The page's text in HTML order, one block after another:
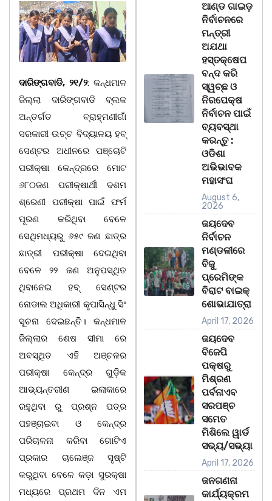
ଦାରିଙ୍ଗବାଡି, ୨୧/୨: କନ୍ଧମାଳ
ଜିଲ୍ଲା ଦାରିଙ୍ଗବାଡି ବ୍ଲକ
ଅନ୍ତର୍ଗତ ବ୍ରାହ୍ମଣୀଗାଁ
ସରକାରୀ ଉଚ୍ଚ ବିଦ୍ୟାଳୟ ହବ୍
ସେଣ୍ଟର ଅଧୀନରେ ପଞ୍ଚୋଟି
ପରୀକ୍ଷା କେନ୍ଦ୍ରରେ ମୋଟ
୬୮୦ଜଣ ପରୀକ୍ଷାର୍ଥୀ ଦଶମ
ଶ୍ରେଣୀ ପରୀକ୍ଷା ପାଇଁ ଫର୍ମ
ପୂରଣ କରିଥିବା ବେଳେ
ସେଥିମଧ୍ୟରୁ ୬୫୯ ଜଣ ଛାତ୍ର
ଛାତ୍ରୀ ପରୀକ୍ଷା ଦେଇଥିବା
ବେଳେ ୨୨ ଜଣ ଅନୁପସ୍ଥିତ
ଥିବାନେଇ ହବ୍ ସେଣ୍ଟର
ନୋଡାଲ ଅଧିକାରୀ କୃପାସିନ୍ଧୁ ସିଂ
ସୂଚନା ଦେଇଛନ୍ତି। କନ୍ଧମାଳ
ଜିଲ୍ଲାର ଶେଷ ସୀମା ରେ
ଅବସ୍ଥିତ ଏହି ଅଞ୍ଚଳର
ପରୀକ୍ଷା କେନ୍ଦ୍ର ଗୁଡ଼ିକ
ଆଭ୍ୟନ୍ତରୀଣ ଇଲାକାରେ
ରହୁଥିବା ରୁ ପ୍ରଶ୍ନ ପତ୍ର
ପହଞ୍ଚାଇବା ଓ କେନ୍ଦ୍ର
ପରିଚାଳନା କରିବା ଗୋଟିଏ
ପ୍ରକାର ଚାଲେଞ୍ଜ ସୃଷ୍ଟି
କରୁଥିବା ବେଳେ କଡ଼ା ସୁରକ୍ଷା
ମଧ୍ୟରେ ପ୍ରଥମ ଦିନ ଏମ
ଆଣ୍ଡ ଗାଇଡ଼
ନିର୍ବାଚନରେ
ମନ୍ତ୍ରୀ
ଅଯଥା
ହସ୍ତକ୍ଷେପ
ବନ୍ଦ କରି
ସ୍ୱଚ୍ଛ ଓ
ନିରପେକ୍ଷ
ନିର୍ବାଚନ ପାଇଁ
ବ୍ୟବସ୍ଥା
କରନ୍ତୁ :
ଓଡିଶା
ଅଭିଭାବକ
ମହାସଂଘ
August 6,
2026
ଜୟଦେବ
ନିର୍ବାଚନ
ମଣ୍ଡଳୀରେ
ବିଜୁ
ପ୍ରେମିଙ୍କ
ବିରାଟ ବାଇକ୍
ଶୋଭାଯାତ୍ରା
April 17, 2026
ଜୟଦେବ
ବିଜେପି
ପକ୍ଷରୁ
ମିଶ୍ରଣ
ପର୍ବନାଏବ
ସରପଞ୍ଚ
ସମେତ
ମିଶିଲେ ୱାର୍ଡ
ସଭ୍ୟ/ସଭ୍ୟା
April 17, 2026
ଜନଗଣନା
କାର୍ଯ୍ୟକ୍ରମ